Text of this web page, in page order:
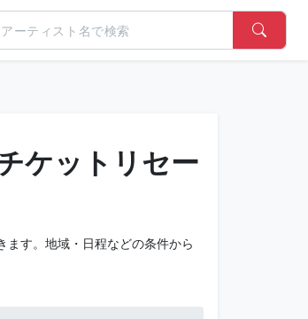
ケットリセー
す。地域・日程などの条件から